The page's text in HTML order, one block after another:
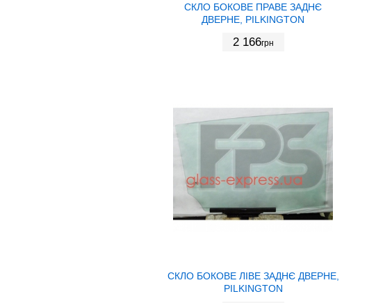
СКЛО БОКОВЕ ПРАВЕ ЗАДНЄ
ДВЕРНЕ, PILKINGTON
2 166грн
СКЛО БОКОВЕ ЛІВЕ ЗАДНЄ ДВЕРНЕ,
PILKINGTON